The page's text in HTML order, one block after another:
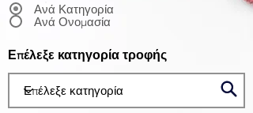
Ανά Κατηγορία
Ανά Ονομασία
Επέλεξε κατηγορία τροφής